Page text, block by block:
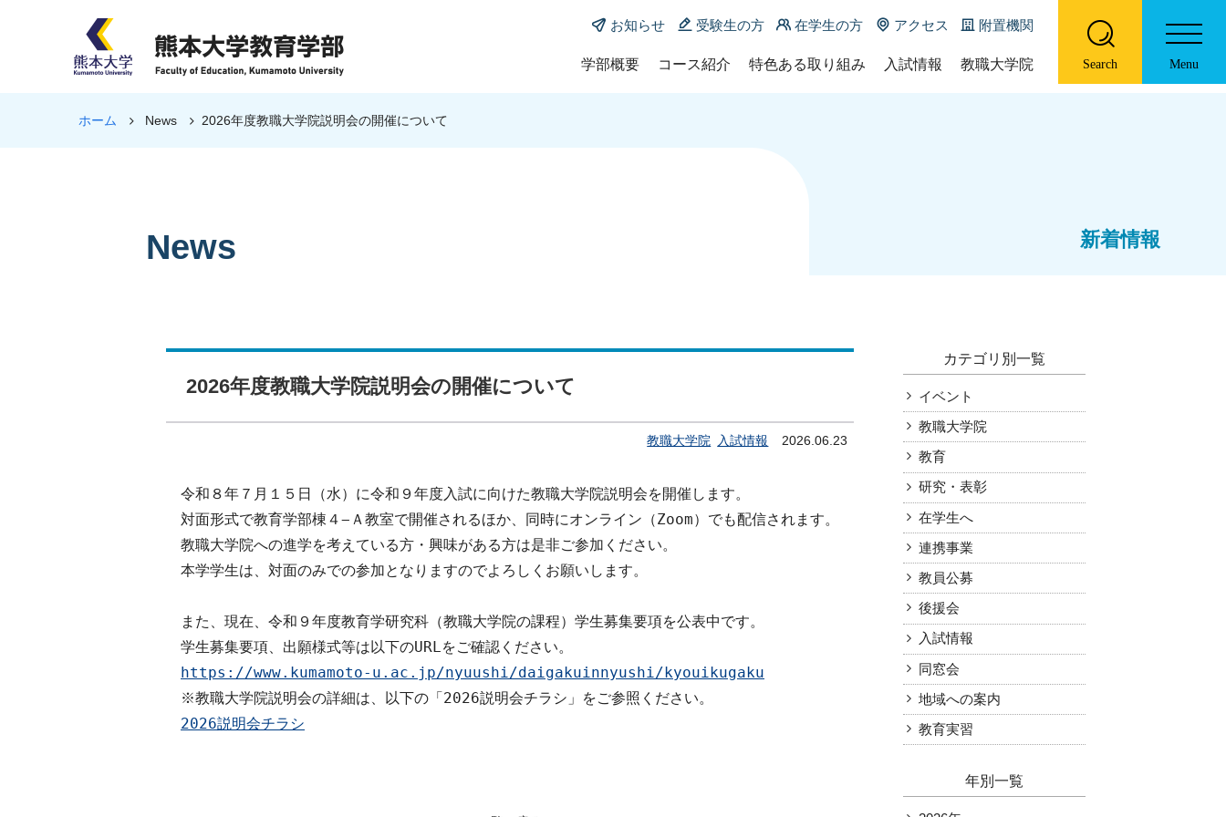
お知らせ 受験生の方 在学生の方 アクセス 附置機関
学部概要 コース紹介 特色ある取り組み 入試情報 教職大学院
履修証明プログラム
Search
ホーム News 2026年度教職大学院説明会の開催について
News 新着情報
2026年度教職大学院説明会の開催について
教職大学院 入試情報 2026.06.23
令和８年７⽉１５⽇（⽔）に令和９年度⼊試に向けた教職⼤学院説明会を開催します。
対⾯形式で教育学部棟４−Ａ教室で開催されるほか、同時にオンライン（Zoom）でも配信されます。
教職⼤学院への進学を考えている⽅・興味がある⽅は是非ご参加ください。
本学学⽣は、対⾯のみでの参加となりますのでよろしくお願いします。
また、現在、令和９年度教育学研究科（教職⼤学院の課程）学⽣募集要項を公表中です。
https://www.kumamoto-u.ac.jp/nyuushi/daigakuinnyushi/kyouikugaku
2026説明会チラシ
カテゴリ別一覧
イベント
教職大学院
教育
研究・表彰
在学生へ
連携事業
教員公募
後援会
入試情報
同窓会
地域への案内
教育実習
年別一覧
Menu
コース紹介
お知らせ
受験生の方
在学生の方
附属機関